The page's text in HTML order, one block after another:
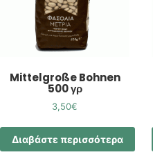
Mittelgroße Bohnen
500 γρ
3,50€
Διαβάστε περισσότερα